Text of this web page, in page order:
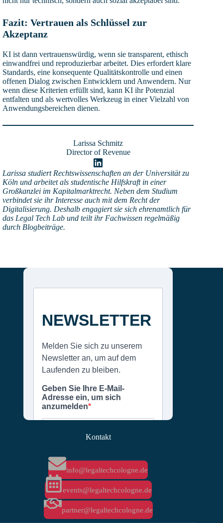
Fazit: Vertrauen als Schlüssel zur
Akzeptanz
KI ist dann vertrauenswürdig, wenn sie transparent, ethisch
einwandfrei und reproduzierbar arbeitet. Dies erfordert klare
Standards, eine konsequente Qualitätskontrolle und einen
offenen Dialog zwischen Entwicklern und Anwendern. Nur
wenn diese Kriterien erfüllt sind, kann KI ihr Potenzial
entfalten und als wertvolles Werkzeug in einer Vielzahl von
Anwendungsbereichen dienen.
Larissa Schmitz
Director of Revenue
LinkedIn
Larissa studiert Rechtswissenschaften an der Universität zu
Köln und arbeitet als studentische Hilfskraft in einer
Großkanzlei im Kapitalmarktrecht. Neben dem Studium
verbindet sie ihr Interesse auch mit dem Recht der
Digitalisierung. Deshalb engagiert sie sich ehrenamtlich für
das Legal Tech Lab und teilt ihr Fachwissen regelmäßig
durch Blogbeiträge.
Kontakt
info@legaltechcologne.de
events@legaltechcologne.de
partner@legaltechcologne.de